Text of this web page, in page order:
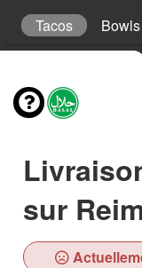
Tacos Bowls
sur